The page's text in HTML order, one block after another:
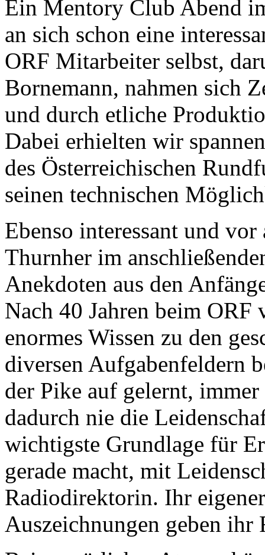
Ein Mentory Club Abend
an sich schon eine
ORF Mitarbeiter selbst,
Bornemann, nahmen sich
und durch etliche
Dabei erhielten wir
des Österreichischen
seinen technischen
Ebenso interessant und
Thurnher im
Anekdoten aus den
Nach 40 Jahren beim
enormes Wissen zu den
diversen Aufgabenfeldern
der Pike auf gelernt,
dadurch nie die
wichtigste Grundlage für
gerade macht, mit
Radiodirektorin. Ihr
Auszeichnungen geben ihr